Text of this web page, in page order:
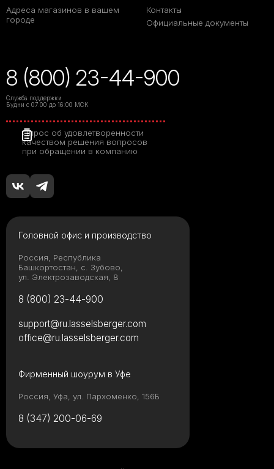
Адреса магазинов в вашем
городе
Контакты
Официальные документы
8 (800) 23-44-900
Служба поддержки
Будни с 07:00 до 16:00 МСК
Опрос об удовлетворенности
качеством решения вопросов
при обращении в компанию
Головной офис и производство
Россия, Республика
Башкортостан, с. Зубово,
ул. Электрозаводская, 8
8 (800) 23-44-900
Фирменный шоурум в Уфе
Россия, Уфа, ул. Пархоменко, 156Б
8 (347) 200-06-69
support@ru.lasselsberger.com
office@ru.lasselsberger.com